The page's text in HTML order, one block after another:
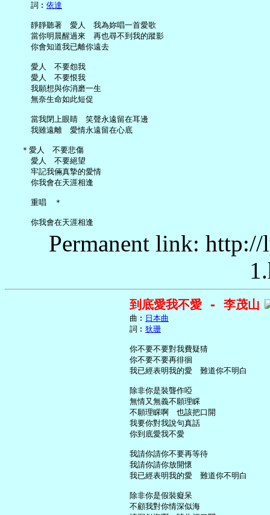
     詞︰
依達
     靜靜聽著　愛人　我為妳唱一首愛歌
     當你明晨醒過來　再也尋不到我的蹤影
     你會知道我已離你遠去
     愛人　不要怨我
     愛人　不要恨我
     我願想與你消磨一生
     無奈生命如此短促
     當我閉上眼睛　笑聲永遠留在耳邊
     我雖遠離　愛情永遠留在心底
   ＊愛人　不要悲傷
     愛人　不要絕望
     牢記我倆真摯的愛情
     你我會在天涯相逢
     重唱　＊
Permanent link:
到底愛我不愛 - 李茂山
     曲︰
日本曲
     詞︰
狄珊
     你不要不要對我費疑猜
     你不要不要再徘徊
     我已經表明我的愛　難道你不明白
     除非你是裝聾作啞
     無情又無義不願理睬
     不願理睬啊　也該把口開
     我要你對我說句真話
     你到底愛我不愛
     我請你請你不要再等待
     我請你請你放開懷
     我已經表明我的愛　難道你不明白
     除非你是假裝癡呆
     不顧我對你情深似海